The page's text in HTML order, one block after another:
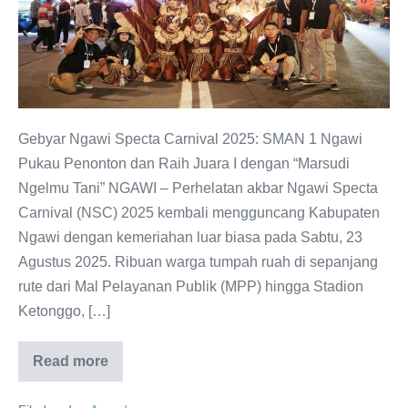
2025:
“Marsudi
Ngelmu
Tani”
Antarkan
SMAN
1
Ngawi
Raih
Juara
Pertama
Gebyar Ngawi Specta Carnival 2025: SMAN 1 Ngawi
Pukau Penonton dan Raih Juara I dengan “Marsudi
Ngelmu Tani” NGAWI – Perhelatan akbar Ngawi Specta
Carnival (NSC) 2025 kembali mengguncang Kabupaten
Ngawi dengan kemeriahan luar biasa pada Sabtu, 23
Agustus 2025. Ribuan warga tumpah ruah di sepanjang
rute dari Mal Pelayanan Publik (MPP) hingga Stadion
Ketonggo, […]
Read more
Gebyar
Ngawi